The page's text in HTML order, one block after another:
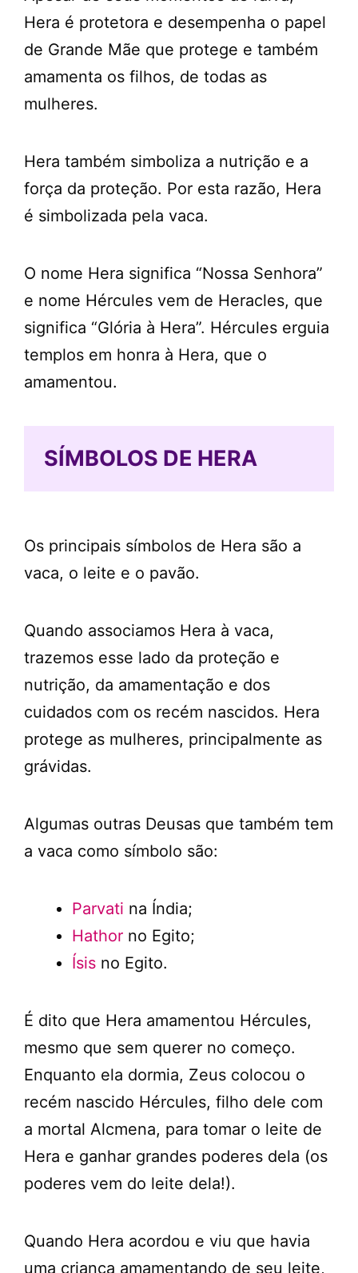
Hera é protetora e desempenha o papel
de Grande Mãe que protege e também
amamenta os filhos, de todas as
mulheres.
Hera também simboliza a nutrição e a
força da proteção. Por esta razão, Hera
é simbolizada pela vaca.
O nome Hera significa “Nossa Senhora”
e nome Hércules vem de Heracles, que
significa “Glória à Hera”. Hércules erguia
templos em honra à Hera, que o
amamentou.
SÍMBOLOS DE HERA
Os principais símbolos de Hera são a
vaca, o leite e o pavão.
Quando associamos Hera à vaca,
trazemos esse lado da proteção e
nutrição, da amamentação e dos
cuidados com os recém nascidos. Hera
protege as mulheres, principalmente as
grávidas.
Algumas outras Deusas que também tem
a vaca como símbolo são:
Parvati na Índia;
Hathor no Egito;
Ísis no Egito.
É dito que Hera amamentou Hércules,
mesmo que sem querer no começo.
Enquanto ela dormia, Zeus colocou o
recém nascido Hércules, filho dele com
a mortal Alcmena, para tomar o leite de
Hera e ganhar grandes poderes dela (os
poderes vem do leite dela!).
Quando Hera acordou e viu que havia
uma criança amamentando de seu leite,